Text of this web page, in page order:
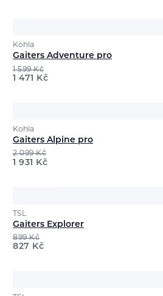
Kohla
Gaiters Adventure pro
1 599Kč
1 471 Kč
Kohla
Gaiters Alpine pro
2 099Kč
1 931 Kč
TSL
Gaiters Explorer
899Kč
827 Kč